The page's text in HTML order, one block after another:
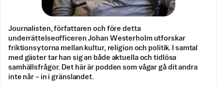
Journalisten, författaren och före detta
underrättelseofficeren Johan Westerholm utforskar
friktionsytorna mellan kultur, religion och politik. I samtal
med gäster tar han sig an både aktuella och tidlösa
samhällsfrågor. Det här är podden som vågar gå dit andra
inte når – in i gränslandet.